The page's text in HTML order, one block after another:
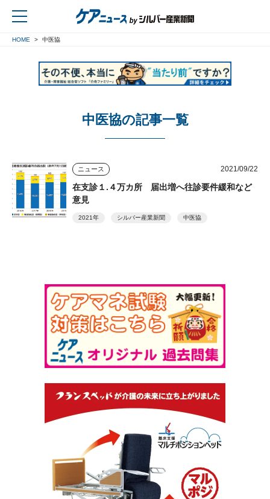
HOME 中医協
中医協の記事一覧
ニュース 2021/09/22
在支診１.４万カ所 届出増へ往診要件緩和など
意見
2021年 シルバー産業新聞 中医協